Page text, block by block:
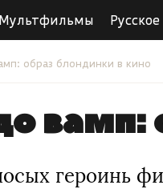
Мультфильмы
образ блондинки в кино
вамп:
героинь